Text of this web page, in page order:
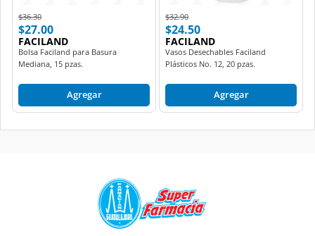
Price reduced from
$36.30to
$27.00
FACILAND
Bolsa Faciland para Basura
Mediana, 15 pzas.
Agregar
Price reduced from
$32.90to
$24.50
FACILAND
Vasos Desechables Faciland
Plásticos No. 12, 20 pzas.
Agregar